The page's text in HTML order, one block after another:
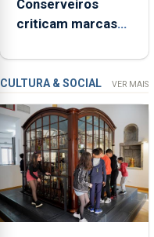
de
Ser”
a
prevenção
primária
da
violência
doméstica,
através
da
promoção
Conserveiros
criticam marcas
Marca Açores
CULTURA & SOCIAL VER MAIS